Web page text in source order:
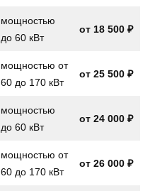
мощностью
до 60 кВт
от 18 500 ₽
мощностью от
60 до 170 кВт
от 25 500 ₽
мощностью
до 60 кВт
от 24 000 ₽
мощностью от
60 до 170 кВт
от 26 000 ₽